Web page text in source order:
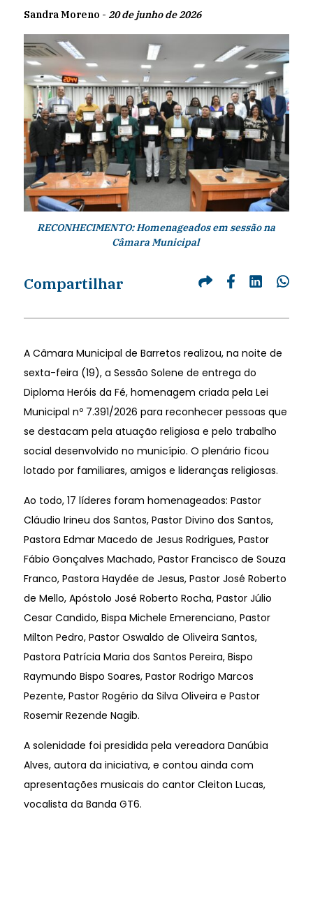
Sandra Moreno - 20 de junho de 2026
RECONHECIMENTO: Homenageados em sessão na
Câmara Municipal
Compartilhar
A Câmara Municipal de Barretos realizou, na noite de
sexta-feira (19), a Sessão Solene de entrega do
Diploma Heróis da Fé, homenagem criada pela Lei
Municipal nº 7.391/2026 para reconhecer pessoas que
se destacam pela atuação religiosa e pelo trabalho
social desenvolvido no município. O plenário ficou
lotado por familiares, amigos e lideranças religiosas.
Ao todo, 17 líderes foram homenageados: Pastor
Cláudio Irineu dos Santos, Pastor Divino dos Santos,
Pastora Edmar Macedo de Jesus Rodrigues, Pastor
Fábio Gonçalves Machado, Pastor Francisco de Souza
Franco, Pastora Haydée de Jesus, Pastor José Roberto
de Mello, Apóstolo José Roberto Rocha, Pastor Júlio
Cesar Candido, Bispa Michele Emerenciano, Pastor
Milton Pedro, Pastor Oswaldo de Oliveira Santos,
Pastora Patrícia Maria dos Santos Pereira, Bispo
Raymundo Bispo Soares, Pastor Rodrigo Marcos
Pezente, Pastor Rogério da Silva Oliveira e Pastor
Rosemir Rezende Nagib.
A solenidade foi presidida pela vereadora Danúbia
Alves, autora da iniciativa, e contou ainda com
apresentações musicais do cantor Cleiton Lucas,
vocalista da Banda GT6.